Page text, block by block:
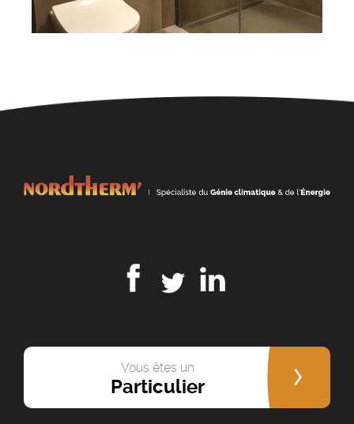
Vous êtes un
Particulier